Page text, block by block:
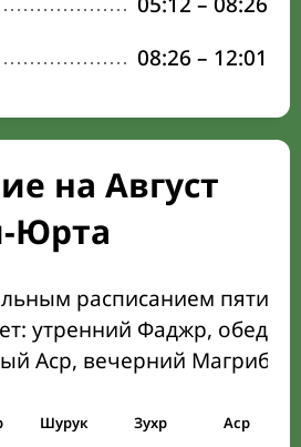
08:26 – 12:01
на Август
Юрта
расписанием пяти
утренний Фаджр,
Аср, вечерний Магриб
Шурук Зухр Аср